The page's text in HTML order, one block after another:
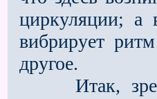
циркуляции; а
вибрирует
другое.
Итак,